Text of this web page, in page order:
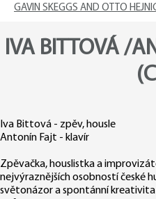
GAVIN SKEGGS AND OTTO
IVA BITTOVÁ /
Iva Bittová - zpěv, housle
Antonín Fajt - klavír
Zpěvačka, houslistka a
nejvýraznějších osobností české
světonázor a spontánní kreativita